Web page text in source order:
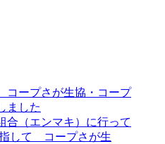
合（エンマキ）に行って
して コープさが生